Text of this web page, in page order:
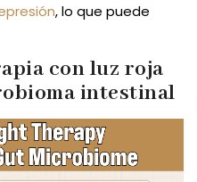
, lo que puede
con luz roja
intestinal